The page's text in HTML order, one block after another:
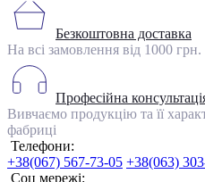
Безкоштовна доставка
На всі замовлення від 1000 грн.
Професійна
Вивчаємо продукцію та її
фабриці
Телефони:
+38(067) 567-73-05 +38(063)
Соц мережі: